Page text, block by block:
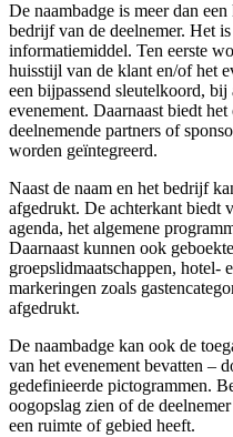
De naambadge is meer dan
bedrijf van de deelnemer. Het
informatiemiddel. Ten eerste
huisstijl van de klant en/of het
een bijpassend sleutelkoord,
evenement. Daarnaast biedt
deelnemende partners of
worden geïntegreerd.
Naast de naam en het bedrijf
afgedrukt. De achterkant biedt
agenda, het algemene
Daarnaast kunnen ook
groepslidmaatschappen, hotel-
markeringen zoals
afgedrukt.
De naambadge kan ook de
van het evenement bevatten –
gedefinieerde pictogrammen.
oogopslag zien of de
een ruimte of gebied heeft.